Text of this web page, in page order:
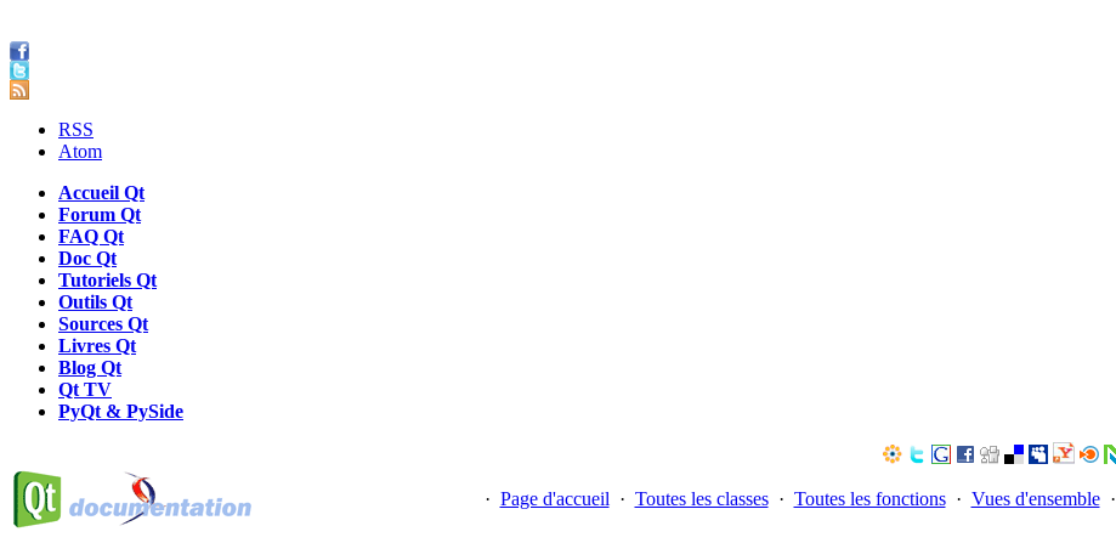
RSS
Atom
Accueil Qt
Forum Qt
FAQ Qt
Doc Qt
Tutoriels Qt
Outils Qt
Sources Qt
Livres Qt
Blog Qt
Qt TV
PyQt & PySide
· Page d'accueil · Toutes les classes· Toutes les fonctions· Vues d'ensemble·